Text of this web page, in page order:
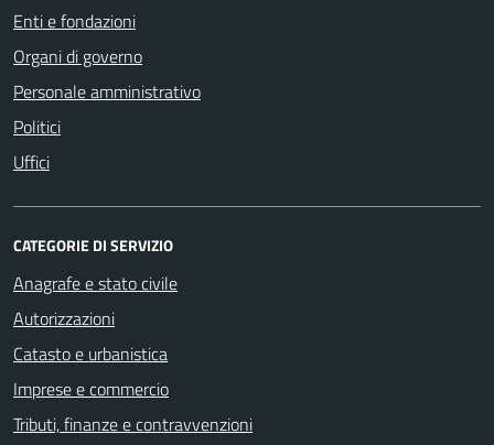
Enti e fondazioni
Organi di governo
Personale amministrativo
Politici
Uffici
CATEGORIE DI SERVIZIO
Anagrafe e stato civile
Autorizzazioni
Catasto e urbanistica
Imprese e commercio
Tributi, finanze e contravvenzioni